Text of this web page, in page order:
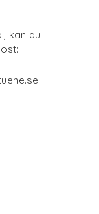
kan du